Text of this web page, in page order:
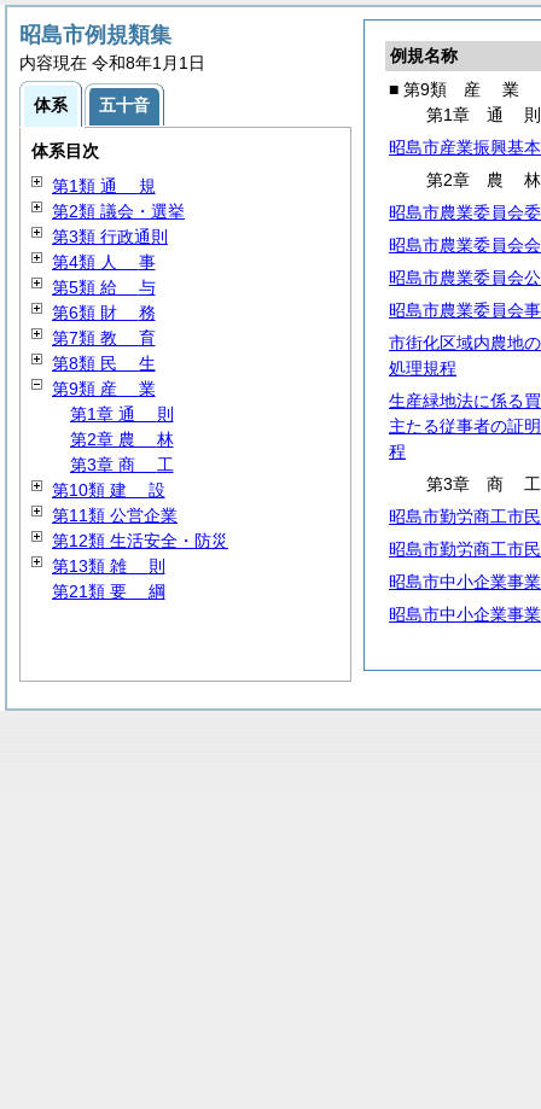
例規名称
■ 第9類 産 業
第1章 通 則
昭島市産業振興基
第2章 農林
昭島市農業委員会
昭島市農業委員会
昭島市農業委員会
昭島市農業委員会
市街化区域内農地
処理規程
生産緑地法に係る
主たる従事者の証
程
第3章 商 工
昭島市勤労商工市
昭島市勤労商工市
昭島市中小企業事
昭島市中小企業事
昭島市例規類集
内容現在 令和8年1月1日
体系 五十音
体系目次
第1類 通 規
第2類 議会・選挙
第3類 行政通則
第4類 人 事
第5類 給 与
第6類 財 務
第7類 教 育
第8類 民 生
第9類 産 業
第1章 通 則
第2章 農 林
第3章 商 工
第10類 建 設
第11類 公営企業
第12類 生活安全・防災
第13類 雑 則
第21類 要 綱